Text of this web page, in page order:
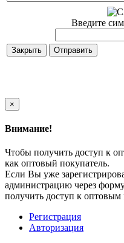
Введите
Закрыть
×
Внимание!
Чтобы получить доступ к
как оптовый покупатель.
Если Вы уже
администрацию через
получить доступ к оптовым
Регистрация
Авторизация